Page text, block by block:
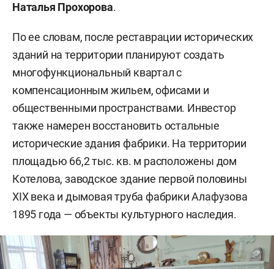
Наталья Прохорова.
По ее словам, после реставрации исторических
зданий на территории планируют создать
многофункциональный квартал с
компенсационным жильем, офисами и
общественными пространствами. Инвестор
также намерен восстановить остальные
исторические здания фабрики. На территории
площадью 66,2 тыс. кв. м расположены дом
Котелова, заводское здание первой половины
XIX века и дымовая труба фабрики Алафузова
1895 года — объекты культурного наследия.